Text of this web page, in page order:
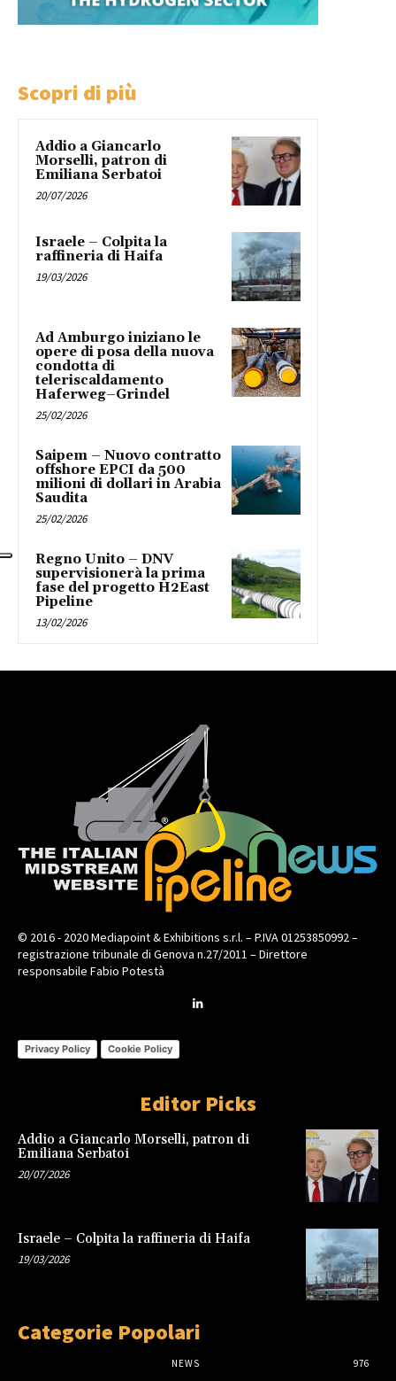
Scopri di più
Addio a Giancarlo
Morselli, patron di
Emiliana Serbatoi
20/07/2026
Israele – Colpita la
raffineria di Haifa
19/03/2026
Ad Amburgo iniziano le
opere di posa della nuova
condotta di
teleriscaldamento
Haferweg–Grindel
25/02/2026
Saipem – Nuovo contratto
offshore EPCI da 500
milioni di dollari in Arabia
Saudita
25/02/2026
Regno Unito – DNV
supervisionerà la prima
fase del progetto H2East
Pipeline
13/02/2026
© 2016 - 2020 Mediapoint & Exhibitions s.r.l. – P.IVA 01253850992 –
registrazione tribunale di Genova n.27/2011 – Direttore
responsabile Fabio Potestà
Privacy Policy Cookie Policy
Editor Picks
Addio a Giancarlo Morselli, patron di
Emiliana Serbatoi
20/07/2026
Israele – Colpita la raffineria di Haifa
19/03/2026
Categorie Popolari
NEWS
976